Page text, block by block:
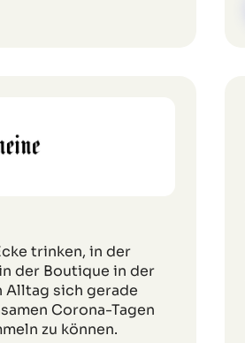
trinken, in der
der Boutique in der
Alltag sich gerade
Corona-Tagen
zu können.